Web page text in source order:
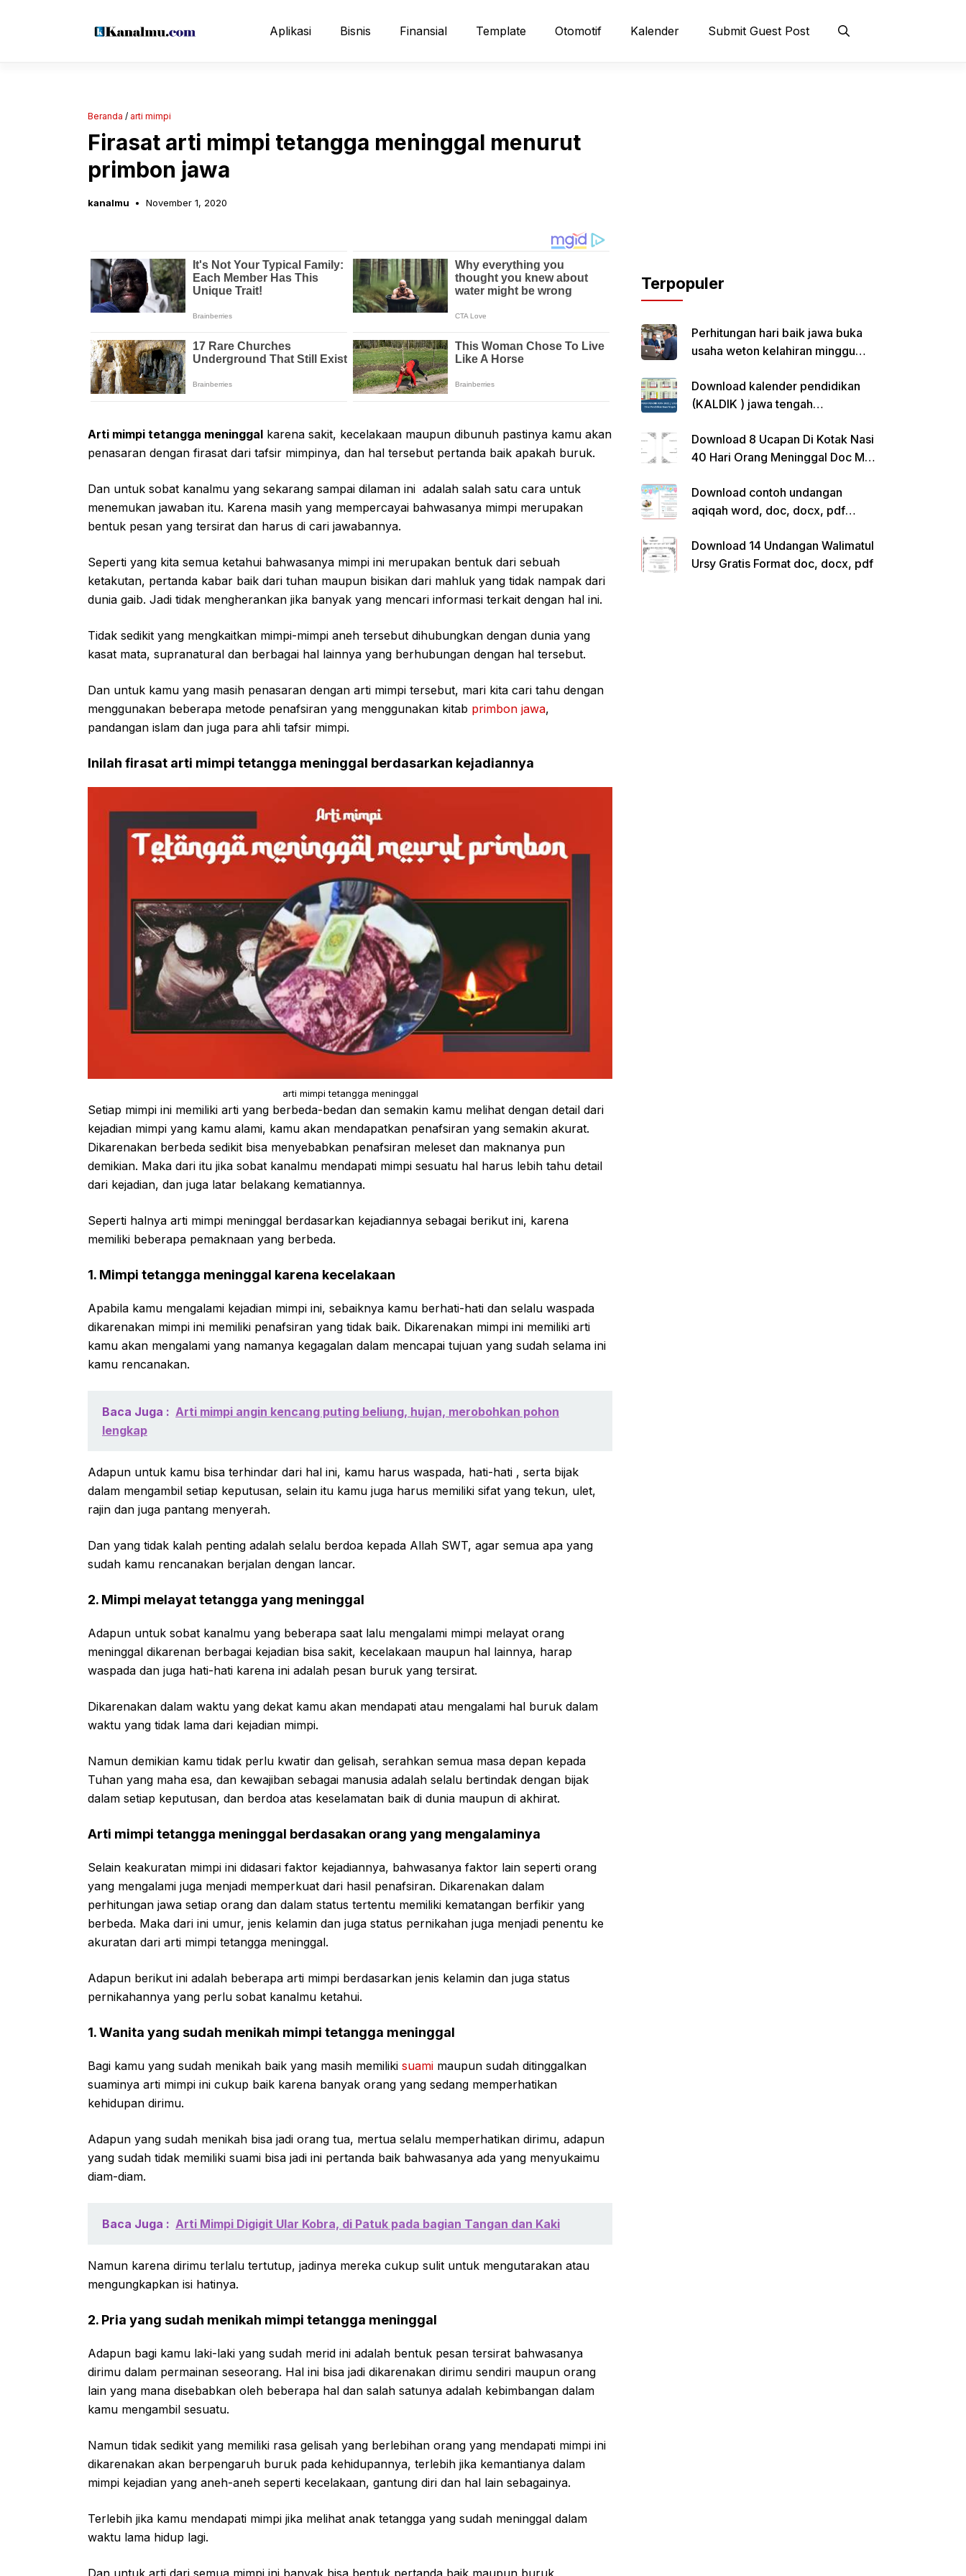
Aplikasi Bisnis Finansial Template Otomotif Kalender Submit Guest Post
Beranda / arti mimpi
Firasat arti mimpi tetangga meninggal menurut
primbon jawa
kanalmu November 1, 2020
Arti mimpi tetangga meninggal karena sakit, kecelakaan maupun dibunuh pastinya kamu akan
penasaran dengan firasat dari tafsir mimpinya, dan hal tersebut pertanda baik apakah buruk.
Dan untuk sobat kanalmu yang sekarang sampai dilaman ini adalah salah satu cara untuk
menemukan jawaban itu. Karena masih yang mempercayai bahwasanya mimpi merupakan
bentuk pesan yang tersirat dan harus di cari jawabannya.
Seperti yang kita semua ketahui bahwasanya mimpi ini merupakan bentuk dari sebuah
ketakutan, pertanda kabar baik dari tuhan maupun bisikan dari mahluk yang tidak nampak dari
dunia gaib. Jadi tidak mengherankan jika banyak yang mencari informasi terkait dengan hal ini.
Tidak sedikit yang mengkaitkan mimpi-mimpi aneh tersebut dihubungkan dengan dunia yang
kasat mata, supranatural dan berbagai hal lainnya yang berhubungan dengan hal tersebut.
Dan untuk kamu yang masih penasaran dengan arti mimpi tersebut, mari kita cari tahu dengan
menggunakan beberapa metode penafsiran yang menggunakan kitab primbon jawa,
pandangan islam dan juga para ahli tafsir mimpi.
Inilah firasat arti mimpi tetangga meninggal berdasarkan kejadiannya
arti mimpi tetangga meninggal
Setiap mimpi ini memiliki arti yang berbeda-bedan dan semakin kamu melihat dengan detail dari
kejadian mimpi yang kamu alami, kamu akan mendapatkan penafsiran yang semakin akurat.
Dikarenakan berbeda sedikit bisa menyebabkan penafsiran meleset dan maknanya pun
demikian. Maka dari itu jika sobat kanalmu mendapati mimpi sesuatu hal harus lebih tahu detail
dari kejadian, dan juga latar belakang kematiannya.
Seperti halnya arti mimpi meninggal berdasarkan kejadiannya sebagai berikut ini, karena
memiliki beberapa pemaknaan yang berbeda.
1. Mimpi tetangga meninggal karena kecelakaan
Apabila kamu mengalami kejadian mimpi ini, sebaiknya kamu berhati-hati dan selalu waspada
dikarenakan mimpi ini memiliki penafsiran yang tidak baik. Dikarenakan mimpi ini memiliki arti
kamu akan mengalami yang namanya kegagalan dalam mencapai tujuan yang sudah selama ini
kamu rencanakan.
Baca Juga : Arti mimpi angin kencang puting beliung, hujan, merobohkan pohon
lengkap
Adapun untuk kamu bisa terhindar dari hal ini, kamu harus waspada, hati-hati , serta bijak
dalam mengambil setiap keputusan, selain itu kamu juga harus memiliki sifat yang tekun, ulet,
rajin dan juga pantang menyerah.
Dan yang tidak kalah penting adalah selalu berdoa kepada Allah SWT, agar semua apa yang
sudah kamu rencanakan berjalan dengan lancar.
2. Mimpi melayat tetangga yang meninggal
Adapun untuk sobat kanalmu yang beberapa saat lalu mengalami mimpi melayat orang
meninggal dikarenan berbagai kejadian bisa sakit, kecelakaan maupun hal lainnya, harap
waspada dan juga hati-hati karena ini adalah pesan buruk yang tersirat.
Dikarenakan dalam waktu yang dekat kamu akan mendapati atau mengalami hal buruk dalam
waktu yang tidak lama dari kejadian mimpi.
Namun demikian kamu tidak perlu kwatir dan gelisah, serahkan semua masa depan kepada
Tuhan yang maha esa, dan kewajiban sebagai manusia adalah selalu bertindak dengan bijak
dalam setiap keputusan, dan berdoa atas keselamatan baik di dunia maupun di akhirat.
Arti mimpi tetangga meninggal berdasakan orang yang mengalaminya
Selain keakuratan mimpi ini didasari faktor kejadiannya, bahwasanya faktor lain seperti orang
yang mengalami juga menjadi memperkuat dari hasil penafsiran. Dikarenakan dalam
perhitungan jawa setiap orang dan dalam status tertentu memiliki kematangan berfikir yang
berbeda. Maka dari ini umur, jenis kelamin dan juga status pernikahan juga menjadi penentu ke
akuratan dari arti mimpi tetangga meninggal.
Adapun berikut ini adalah beberapa arti mimpi berdasarkan jenis kelamin dan juga status
pernikahannya yang perlu sobat kanalmu ketahui.
1. Wanita yang sudah menikah mimpi tetangga meninggal
Bagi kamu yang sudah menikah baik yang masih memiliki suami maupun sudah ditinggalkan
suaminya arti mimpi ini cukup baik karena banyak orang yang sedang memperhatikan
kehidupan dirimu.
Adapun yang sudah menikah bisa jadi orang tua, mertua selalu memperhatikan dirimu, adapun
yang sudah tidak memiliki suami bisa jadi ini pertanda baik bahwasanya ada yang menyukaimu
diam-diam.
Baca Juga : Arti Mimpi Digigit Ular Kobra, di Patuk pada bagian Tangan dan Kaki
Namun karena dirimu terlalu tertutup, jadinya mereka cukup sulit untuk mengutarakan atau
mengungkapkan isi hatinya.
2. Pria yang sudah menikah mimpi tetangga meninggal
Adapun bagi kamu laki-laki yang sudah merid ini adalah bentuk pesan tersirat bahwasanya
dirimu dalam permainan seseorang. Hal ini bisa jadi dikarenakan dirimu sendiri maupun orang
lain yang mana disebabkan oleh beberapa hal dan salah satunya adalah kebimbangan dalam
kamu mengambil sesuatu.
Namun tidak sedikit yang memiliki rasa gelisah yang berlebihan orang yang mendapati mimpi ini
dikarenakan akan berpengaruh buruk pada kehidupannya, terlebih jika kemantianya dalam
mimpi kejadian yang aneh-aneh seperti kecelakaan, gantung diri dan hal lain sebagainya.
Terlebih jika kamu mendapati mimpi jika melihat anak tetangga yang sudah meninggal dalam
waktu lama hidup lagi.
Dan untuk arti dari semua mimpi ini banyak bisa bentuk pertanda baik maupun buruk
Terpopuler
Perhitungan hari baik jawa buka
usaha weton kelahiran minggu
Download kalender pendidikan
(KALDIK ) jawa tengah
Download 8 Ucapan Di Kotak Nasi
40 Hari Orang Meninggal Doc Ms.
Download contoh undangan
aqiqah word, doc, docx, pdf
Download 14 Undangan Walimatul
Ursy Gratis Format doc, docx, pdf